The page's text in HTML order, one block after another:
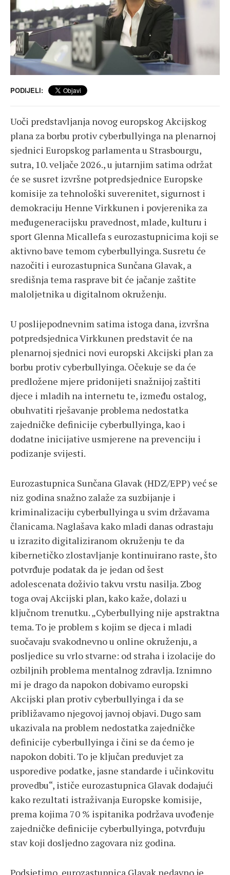
PODIJELI:
Uoči predstavljanja novog europskog Akcijskog
plana za borbu protiv cyberbullyinga na plenarnoj
sjednici Europskog parlamenta u Strasbourgu,
sutra, 10. veljače 2026., u jutarnjim satima održat
će se susret izvršne potpredsjednice Europske
komisije za tehnološki suverenitet, sigurnost i
demokraciju Henne Virkkunen i povjerenika za
međugeneracijsku pravednost, mlade, kulturu i
sport Glenna Micallefa s eurozastupnicima koji se
aktivno bave temom cyberbullyinga. Susretu će
nazočiti i eurozastupnica Sunčana Glavak, a
središnja tema rasprave bit će jačanje zaštite
maloljetnika u digitalnom okruženju.
U poslijepodnevnim satima istoga dana, izvršna
potpredsjednica Virkkunen predstavit će na
plenarnoj sjednici novi europski Akcijski plan za
borbu protiv cyberbullyinga. Očekuje se da će
predložene mjere pridonijeti snažnijoj zaštiti
djece i mladih na internetu te, između ostalog,
obuhvatiti rješavanje problema nedostatka
zajedničke definicije cyberbullyinga, kao i
dodatne inicijative usmjerene na prevenciju i
podizanje svijesti.
Eurozastupnica Sunčana Glavak (HDZ/EPP) već se
niz godina snažno zalaže za suzbijanje i
kriminalizaciju cyberbullyinga u svim državama
članicama. Naglašava kako mladi danas odrastaju
u izrazito digitaliziranom okruženju te da
kibernetičko zlostavljanje kontinuirano raste, što
potvrđuje podatak da je jedan od šest
adolescenata doživio takvu vrstu nasilja. Zbog
toga ovaj Akcijski plan, kako kaže, dolazi u
ključnom trenutku. „Cyberbullying nije apstraktna
tema. To je problem s kojim se djeca i mladi
suočavaju svakodnevno u online okruženju, a
posljedice su vrlo stvarne: od straha i izolacije do
ozbiljnih problema mentalnog zdravlja. Iznimno
mi je drago da napokon dobivamo europski
Akcijski plan protiv cyberbullyinga i da se
približavamo njegovoj javnoj objavi. Dugo sam
ukazivala na problem nedostatka zajedničke
definicije cyberbullyinga i čini se da ćemo je
napokon dobiti. To je ključan preduvjet za
usporedive podatke, jasne standarde i učinkovitu
provedbu“, ističe eurozastupnica Glavak dodajući
kako rezultati istraživanja Europske komisije,
prema kojima 70 % ispitanika podržava uvođenje
zajedničke definicije cyberbullyinga, potvrđuju
stav koji dosljedno zagovara niz godina.
Podsjetimo, eurozastupnica Glavak nedavno je